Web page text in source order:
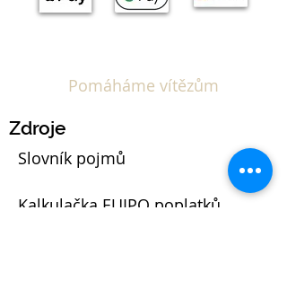
Pomáháme vítězům
Zdroje
Slovník pojmů
Kalkulačka EUIPO poplatků